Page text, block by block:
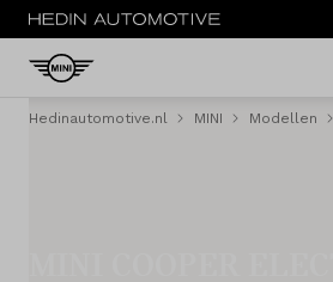
MENU
Hedinautomotive.nl MINI Modellen